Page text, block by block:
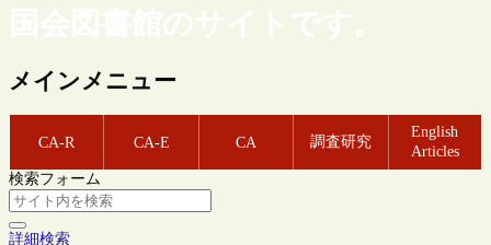
国会図書館のサイトです。
メインメニュー
CA-R CA-E CA 調査研究
English
Articles
検索フォーム
詳細検索